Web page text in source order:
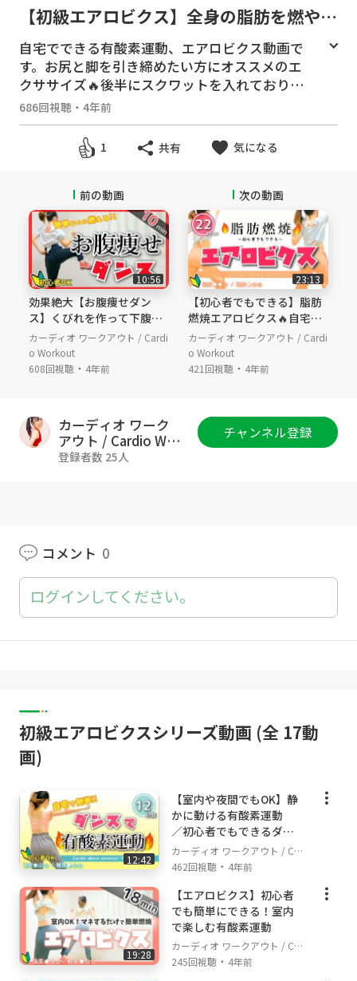
【初級エアロビクス】全身の脂肪を燃や
す！初心者向けダイエット運動
自宅でできる有酸素運動、エアロビクス動画で
す。お尻と脚を引き締めたい方にオススメのエ
クササイズ🔥後半にスクワットを入れておりま
す、ご自身のペースで最後までチャレンジして
みましょう👍
【強度★☆☆ ／ 難度★☆☆】
- Time : 19min
- 消費カロリー : 約146kcal
- BPM : 125
━━ 注意事項⚠️𝐃𝐢𝐬𝐜𝐥𝐚𝐢𝐦𝐞𝐫 ━━━
▸ 体調の良い時に行いましょう
▸ 滑らない環境で行いましょう
▸ 水分補給も忘れずに
▸ つらくなりそうな時はペースを徐々に落と
━━ 𝐒𝐍𝐒📱 ━━━
よろしければ、チャンネル登録も宜しくお願い
致します☻
686回視聴 ・ 4年前
1 共有 気になる
前の動画
10:56
効果絶大【お腹痩せダン
ス】くびれを作って下腹凹
む！簡単エアロビクスでお
腹の脂肪燃焼
カーディオ ワークアウト / Cardi
o Workout
608回視聴・ 4年前
次の動画
23:13
【初心者でもできる】脂肪
燃焼エアロビクス🔥自宅で
簡単ダイエット
カーディオ ワークアウト / Cardi
o Workout
421回視聴・ 4年前
カーディオ ワーク
アウト / Cardio Wor
kout
登録者数 25人
チャンネル登録
コメント 0
ログインしてください。
初級エアロビクスシリーズ動画 (全 17動
画)
12:42
【室内や夜間でもOK】静
かに動ける有酸素運動
／ 初心者でもできるダイ
エットダンス
カーディオ ワークアウト / Car
dio Workout
462回視聴 ・ 4年前
19:28
【エアロビクス】初心者
でも簡単にできる！室内
で楽しむ有酸素運動
カーディオ ワークアウト / Car
dio Workout
245回視聴 ・ 4年前